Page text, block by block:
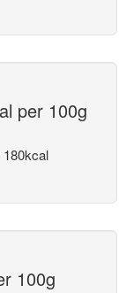
per 100g
100g